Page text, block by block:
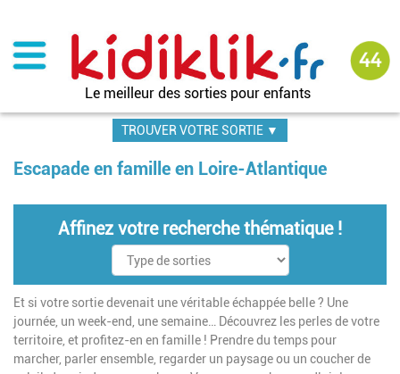
contenu
principal
Le meilleur des sorties pour enfants
TROUVER VOTRE SORTIE ▼
Escapade en famille en Loire-Atlantique
Affinez votre recherche thématique !
Et si votre sortie devenait une véritable échappée belle ? Une
journée, un week-end, une semaine… Découvrez les perles de votre
territoire, et profitez-en en famille ! Prendre du temps pour
marcher, parler ensemble, regarder un paysage ou un coucher de